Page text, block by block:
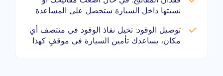
نسيتها داخل السيارة ستحصل على المساعدة
توصيل الوقود: تخيل نفاذ الوقود في منتصف أي
مكان، يساعدك تأمين السيارة في موقفٍ كهذا